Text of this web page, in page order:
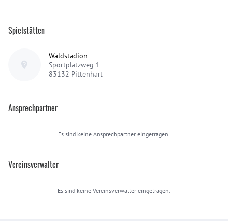
-
Spielstätten
Waldstadion
Sportplatzweg 1
83132 Pittenhart
Ansprechpartner
Es sind keine Ansprechpartner eingetragen.
Vereinsverwalter
Es sind keine Vereinsverwalter eingetragen.